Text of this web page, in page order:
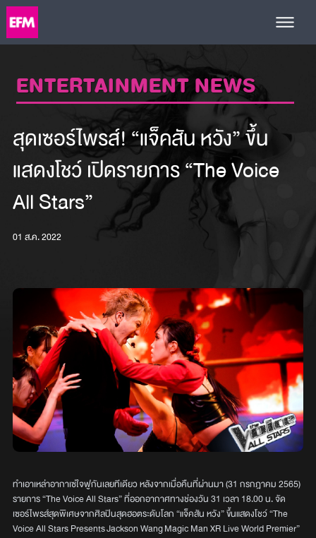
ENTERTAINMENT NEWS
สุดเซอร์ไพรส์! “แจ็คสัน หวัง” ขึ้น
แสดงโชว์ เปิดรายการ “The Voice
All Stars”
01 ส.ค. 2022
ทำเอาเหล่าอากาเซ่ใจฟูกันเลยทีเดียว หลังจากเมื่อคืนที่ผ่านมา (31 กรกฎาคม 2565)
รายการ “The Voice All Stars” ที่ออกอากาศทางช่องวัน 31 เวลา 18.00 น. จัด
เซอร์ไพรส์สุดพิเศษจากศิลปินสุดฮอตระดับโลก “แจ็คสัน หวัง” ขึ้นแสดงโชว์ “The
Voice All Stars Presents Jackson Wang Magic Man XR Live World Premier”